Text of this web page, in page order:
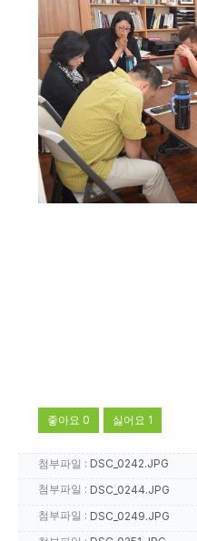
좋아요 0 싫어요 1
첨부파일 : DSC_0242.JPG
첨부파일 : DSC_0244.JPG
첨부파일 : DSC_0249.JPG